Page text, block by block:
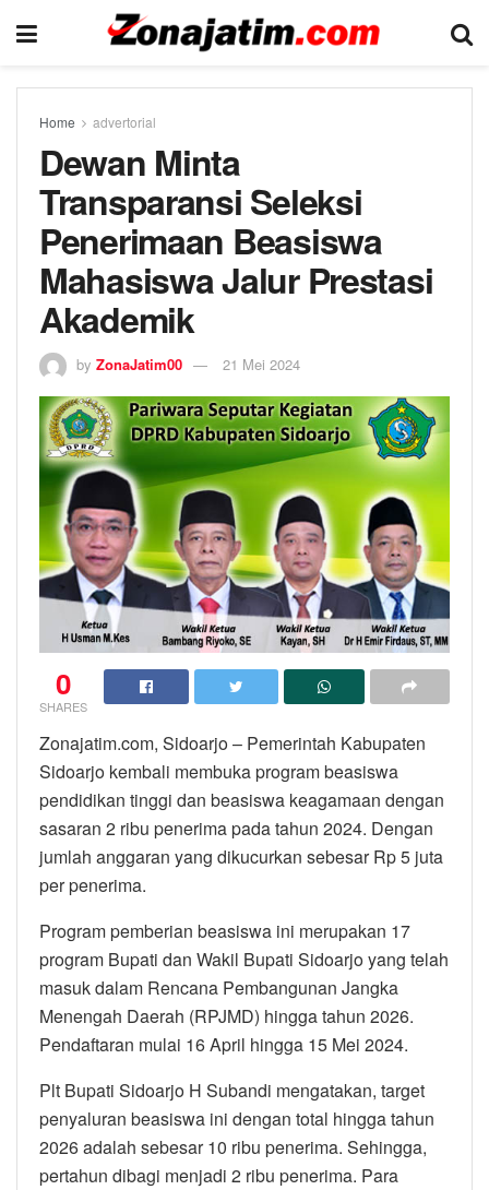
Home advertorial
Dewan Minta
Transparansi Seleksi
Penerimaan Beasiswa
Mahasiswa Jalur Prestasi
Akademik
by ZonaJatim00 21 Mei 2024
0
SHARES
Zonajatim.com, Sidoarjo – Pemerintah Kabupaten
Sidoarjo kembali membuka program beasiswa
pendidikan tinggi dan beasiswa keagamaan dengan
sasaran 2 ribu penerima pada tahun 2024. Dengan
jumlah anggaran yang dikucurkan sebesar Rp 5 juta
per penerima.
Program pemberian beasiswa ini merupakan 17
program Bupati dan Wakil Bupati Sidoarjo yang telah
masuk dalam Rencana Pembangunan Jangka
Menengah Daerah (RPJMD) hingga tahun 2026.
Pendaftaran mulai 16 April hingga 15 Mei 2024.
Plt Bupati Sidoarjo H Subandi mengatakan, target
penyaluran beasiswa ini dengan total hingga tahun
2026 adalah sebesar 10 ribu penerima. Sehingga,
pertahun dibagi menjadi 2 ribu penerima. Para